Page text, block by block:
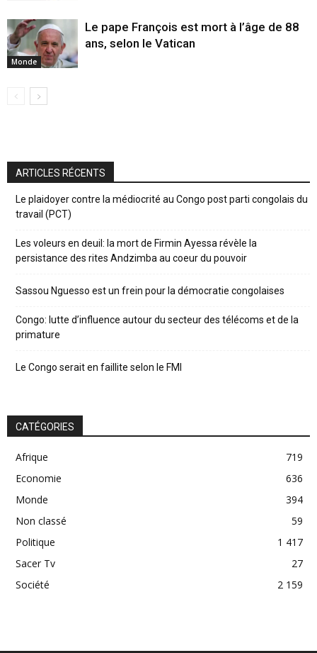
Monde
Le pape François est mort à l’âge de 88
ans, selon le Vatican
ARTICLES RÉCENTS
Le plaidoyer contre la médiocrité au Congo post parti congolais du
travail (PCT)
Les voleurs en deuil: la mort de Firmin Ayessa révèle la
persistance des rites Andzimba au coeur du pouvoir
Sassou Nguesso est un frein pour la démocratie congolaises
Congo: lutte d’influence autour du secteur des télécoms et de la
primature
Le Congo serait en faillite selon le FMI
CATÉGORIES
Afrique
719
Economie
636
Monde
394
Non classé
59
Politique
1 417
Sacer Tv
27
Société
2 159